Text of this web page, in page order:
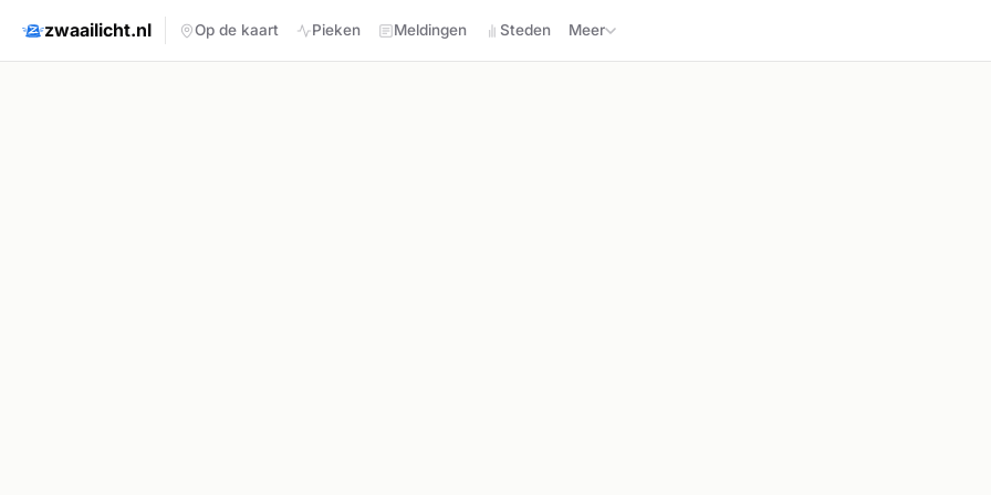
zwaailicht.nl Op de kaart Pieken Meldingen Steden Meer